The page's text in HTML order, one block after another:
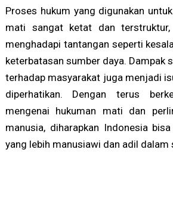
Proses hukum yang digunakan
mati sangat ketat dan
menghadapi tantangan seperti
keterbatasan sumber daya. Dampak
terhadap masyarakat juga menjadi
diperhatikan. Dengan terus
mengenai hukuman mati dan
manusia, diharapkan Indonesia
yang lebih manusiawi dan adil dalam